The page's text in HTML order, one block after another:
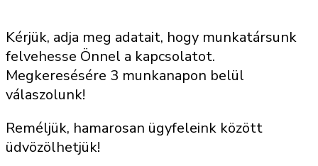
Kérjük, adja meg adatait, hogy munkatársunk
felvehesse Önnel a kapcsolatot.
Megkeresésére 3 munkanapon belül
válaszolunk!
Reméljük, hamarosan ügyfeleink között
üdvözölhetjük!